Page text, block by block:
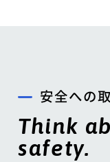
安全への
Think
safety.